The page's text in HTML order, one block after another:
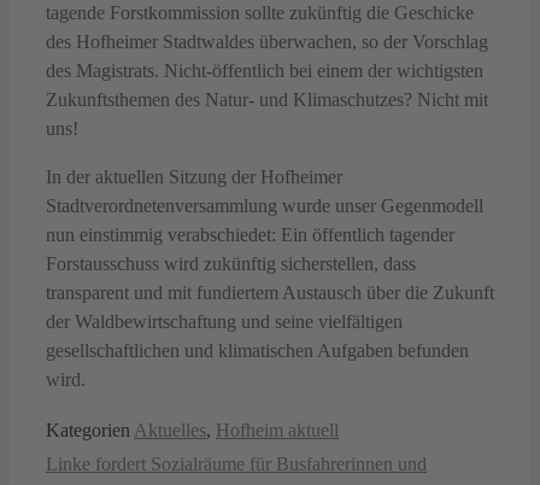
tagende Forstkommission sollte zukünftig die Geschicke
des Hofheimer Stadtwaldes überwachen, so der Vorschlag
des Magistrats. Nicht-öffentlich bei einem der wichtigsten
Zukunftsthemen des Natur- und Klimaschutzes? Nicht mit
uns!
In der aktuellen Sitzung der Hofheimer
Stadtverordnetenversammlung wurde unser Gegenmodell
nun einstimmig verabschiedet: Ein öffentlich tagender
Forstausschuss wird zukünftig sicherstellen, dass
transparent und mit fundiertem Austausch über die Zukunft
der Waldbewirtschaftung und seine vielfältigen
gesellschaftlichen und klimatischen Aufgaben befunden
wird.
Kategorien Aktuelles, Hofheim aktuell
Linke fordert Sozialräume für Busfahrerinnen und